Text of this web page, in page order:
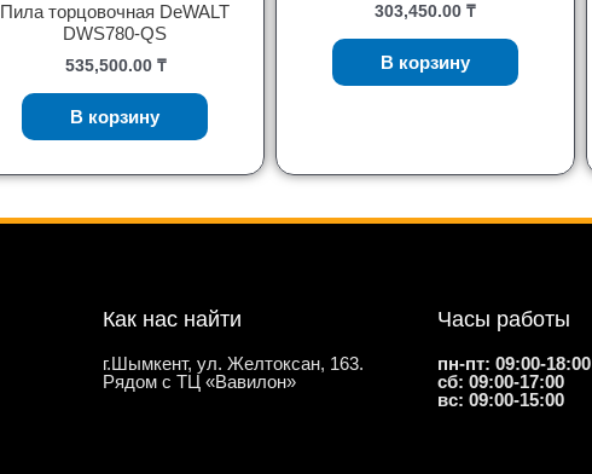
Пила торцовочная DeWALT
DWS780-QS
535,500.00 ₸
В корзину
303,450.00₸
В корзину
Как нас найти
г.Шымкент, ул. Желтоксан, 163.
Рядом с ТЦ «Вавилон»
Часы работы
пн-пт: 09:00-18:00
сб: 09:00-17:00
вс: 09:00-15:00